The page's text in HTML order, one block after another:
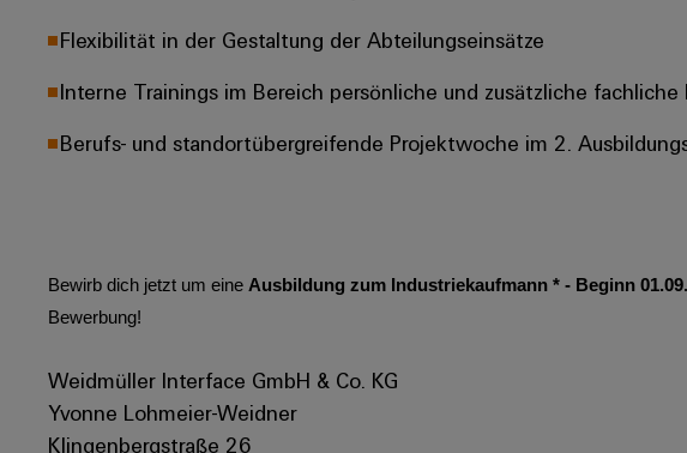
Flexibilität in der Gestaltung der Abteilungseinsätze
Interne Trainings im Bereich persönliche und zusätzliche fachliche
Berufs- und standortübergreifende Projektwoche im 2.
Bewirb dich jetzt um eine Ausbildung zum Industriekaufmann * - Beginn
Bewerbung!
Weidmüller Interface GmbH & Co. KG
Yvonne Lohmeier-Weidner
Klingenbergstraße 26